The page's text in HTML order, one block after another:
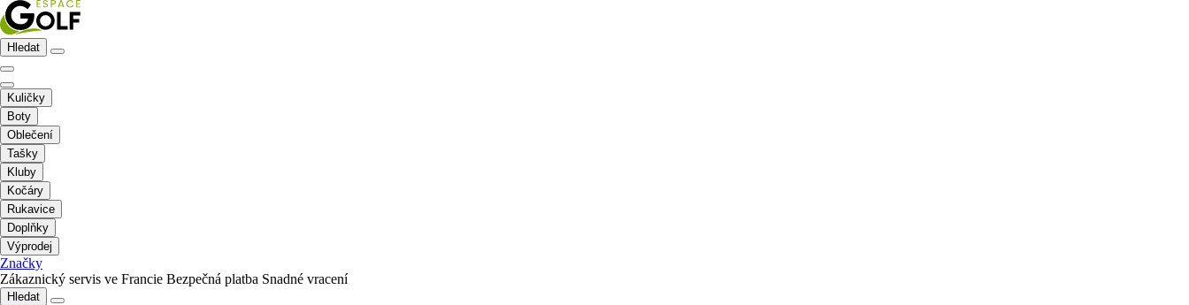
Hledat
Kuličky
Boty
Oblečení
Tašky
Kluby
Kočáry
Rukavice
Doplňky
Výprodej
Značky
Zákaznický servis ve Francie Bezpečná platba Snadné vracení
Hledat